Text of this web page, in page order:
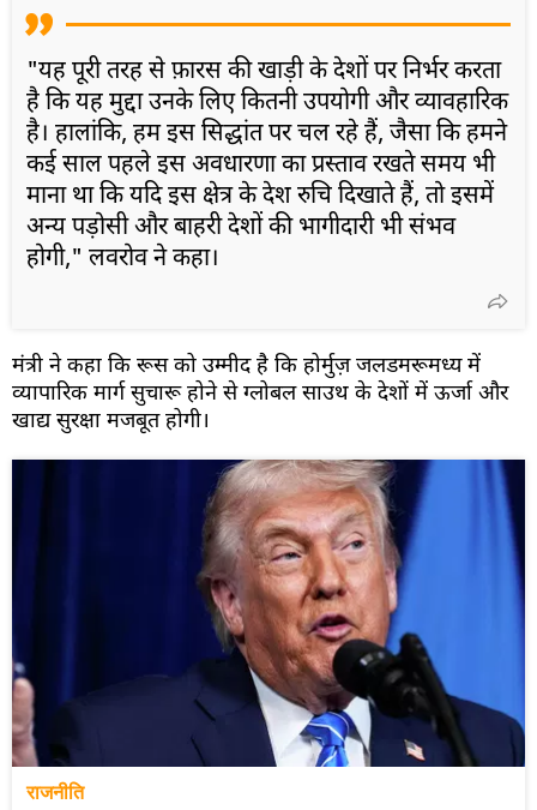
"यह पूरी तरह से फ़ारस की खाड़ी के देशों पर निर्भर करता
है कि यह मुद्दा उनके लिए कितनी उपयोगी और व्यावहारिक
है। हालांकि, हम इस सिद्धांत पर चल रहे हैं, जैसा कि हमने
कई साल पहले इस अवधारणा का प्रस्ताव रखते समय भी
माना था कि यदि इस क्षेत्र के देश रुचि दिखाते हैं, तो इसमें
अन्य पड़ोसी और बाहरी देशों की भागीदारी भी संभव
होगी," लवरोव ने कहा।
मंत्री ने कहा कि रूस को उम्मीद है कि होर्मुज़ जलडमरूमध्य में
व्यापारिक मार्ग सुचारू होने से ग्लोबल साउथ के देशों में ऊर्जा और
खाद्य सुरक्षा मजबूत होगी।
राजनीति